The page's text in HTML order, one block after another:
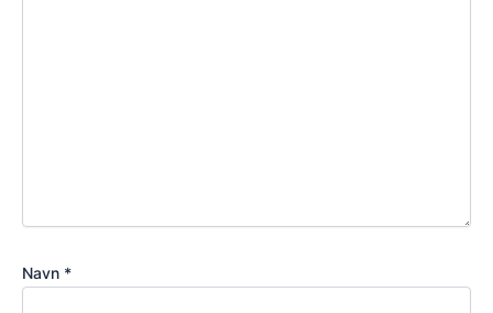
Navn *